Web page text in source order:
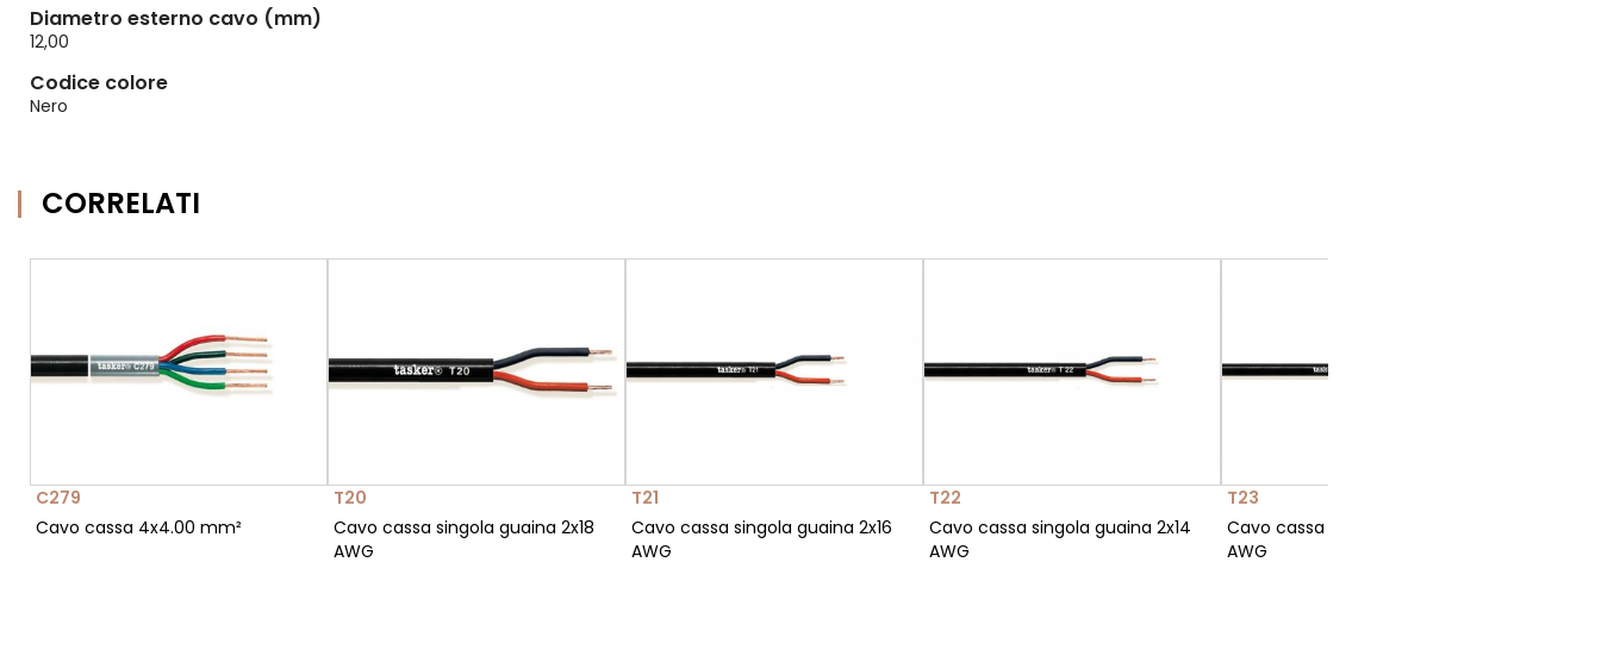
Diametro esterno cavo (mm)
12,00
Codice colore
Nero
CORRELATI
C279
Cavo cassa 4x4.00 mm²
T20
Cavo cassa singola guaina 2x18
AWG
T21
Cavo cassa singola guaina 2x16
AWG
T22
Cavo cassa singola guaina 2x14
AWG
T23
Cavo cassa singola guaina 2x13
AWG